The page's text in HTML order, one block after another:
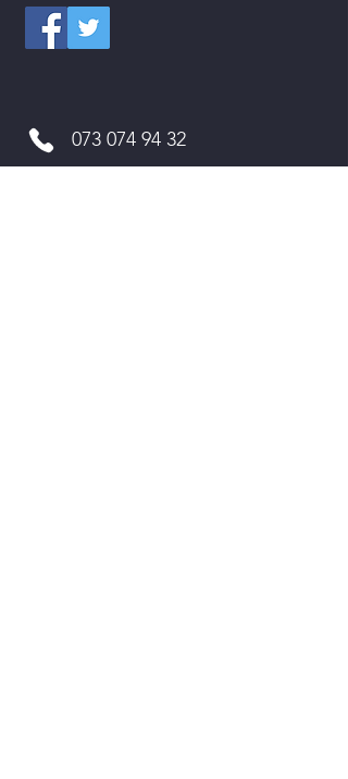
073 074 94 32